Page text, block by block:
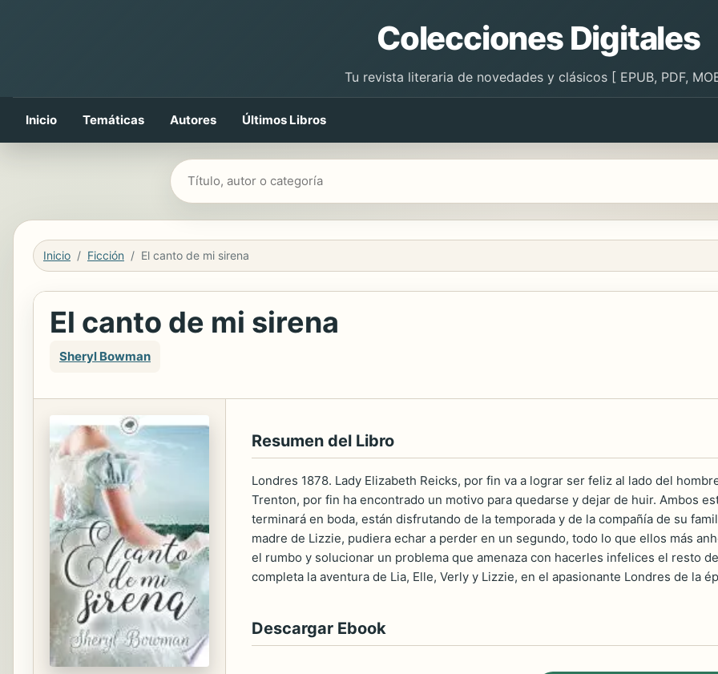
Colecciones Digitales
Tu revista literaria de novedades y clásicos [ EPUB, PDF,
Inicio Temáticas Autores Últimos Libros
Buscar libros
Inicio Ficción El canto de mi sirena
El canto de mi sirena
Sheryl Bowman
Resumen del Libro
Londres 1878. Lady Elizabeth Reicks, por fin va a lograr ser feliz al lado del
Trenton, por fin ha encontrado un motivo para quedarse y dejar de huir. Ambos
terminará en boda, están disfrutando de la temporada y de la compañía de su
madre de Lizzie, pudiera echar a perder en un segundo, todo lo que ellos más
el rumbo y solucionar un problema que amenaza con hacerles infelices el resto
completa la aventura de Lia, Elle, Verly y Lizzie, en el apasionante Londres de la
Descargar Ebook